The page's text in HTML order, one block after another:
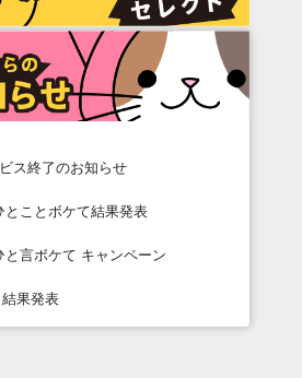
ス終了のお知らせ
とことボケて結果発表
と言ボケて キャンペーン
果発表